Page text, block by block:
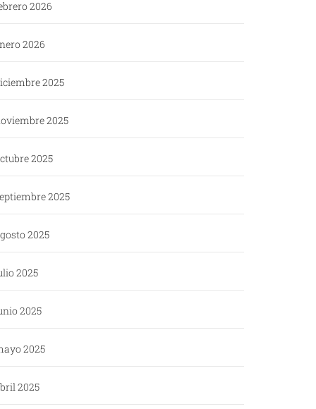
2026
2026
2025
2025
2025
2025
2025
2025
2025
2025
2025